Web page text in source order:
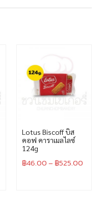
Lotus Biscoff บิส
คอฟ คาราเมลไลซ์
124g
฿46.00– ฿525.00